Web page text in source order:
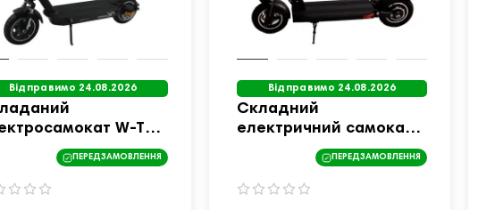
Відправимо 24.08.2026
W-TEC
Max III 700W
ПЕРЕДЗАМОВЛЕННЯ
Відправимо 24.08.2026
Складний
електричний самокат
W-TEC Tenmark III 700
Вт 10" - чорний
ПЕРЕДЗАМОВЛЕННЯ